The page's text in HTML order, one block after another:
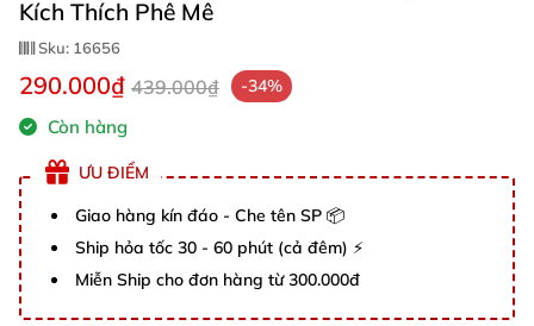
Kích Thích Phê Mê
Sku: 16656
290.000₫ 439.000₫ -34%
Còn hàng
ƯU ĐIỂM
Giao hàng kín đáo - Che tên SP 📦
Ship hỏa tốc 30 - 60 phút (cả đêm) ⚡
Miễn Ship cho đơn hàng từ 300.000đ